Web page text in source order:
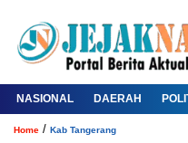
NASIONAL DAERAH
Home / Kab Tangerang